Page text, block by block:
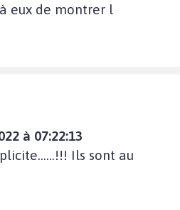
eux de montrer l
à 07:22:13
Ils sont au